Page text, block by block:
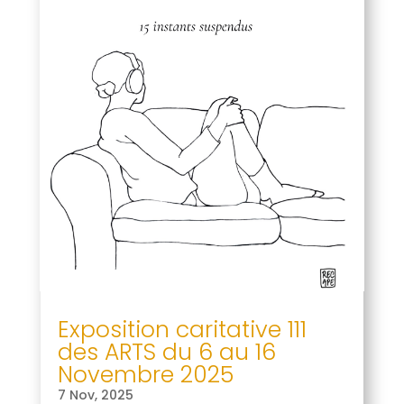
Exposition caritative 111
des ARTS du 6 au 16
Novembre 2025
7 Nov, 2025